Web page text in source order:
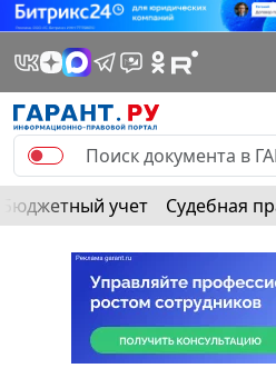
Бюджетный учет Судебная